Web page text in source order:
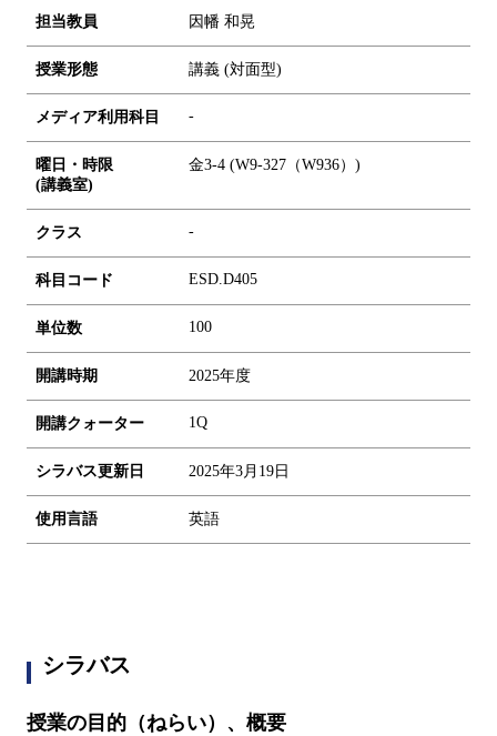
担当教員 因幡 和晃
授業形態 講義 (対面型)
メディア利用科目 -
曜日・時限
(講義室)
金3-4 (W9-327（W936）)
クラス -
科目コード ESD.D405
単位数 100
開講時期 2025年度
開講クォーター 1Q
シラバス更新日 2025年3月19日
使用言語 英語
シラバス
授業の目的（ねらい）、概要